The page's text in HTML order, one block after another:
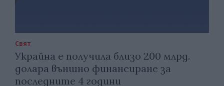
Свят
Украйна е получила близо 200 млрд.
долара външно финансиране за
последните 4 години